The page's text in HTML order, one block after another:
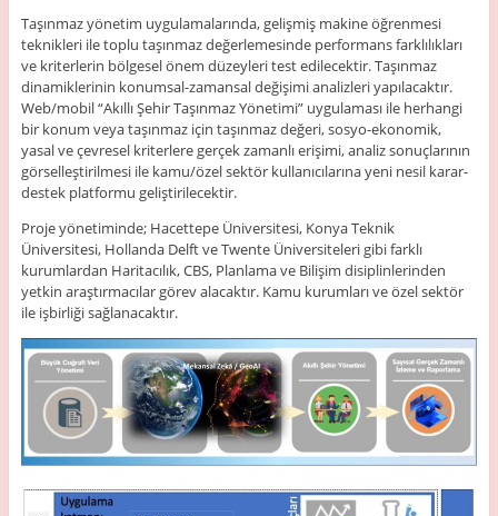
Taşınmaz yönetim uygulamalarında, gelişmiş makine öğrenmesi
teknikleri ile toplu taşınmaz değerlemesinde performans farklılıkları
ve kriterlerin bölgesel önem düzeyleri test edilecektir. Taşınmaz
dinamiklerinin konumsal-zamansal değişimi analizleri yapılacaktır.
Web/mobil “Akıllı Şehir Taşınmaz Yönetimi” uygulaması ile herhangi
bir konum veya taşınmaz için taşınmaz değeri, sosyo-ekonomik,
yasal ve çevresel kriterlere gerçek zamanlı erişimi, analiz sonuçlarının
görselleştirilmesi ile kamu/özel sektör kullanıcılarına yeni nesil karar-
destek platformu geliştirilecektir.
Proje yönetiminde; Hacettepe Üniversitesi, Konya Teknik
Üniversitesi, Hollanda Delft ve Twente Üniversiteleri gibi farklı
kurumlardan Haritacılık, CBS, Planlama ve Bilişim disiplinlerinden
yetkin araştırmacılar görev alacaktır. Kamu kurumları ve özel sektör
ile işbirliği sağlanacaktır.